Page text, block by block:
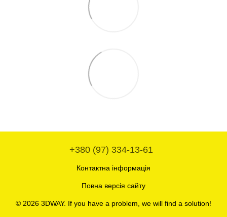
+380 (97) 334-13-61
Контактна інформація
Повна версія сайту
© 2026 3DWAY. If you have a problem, we will find a solution!